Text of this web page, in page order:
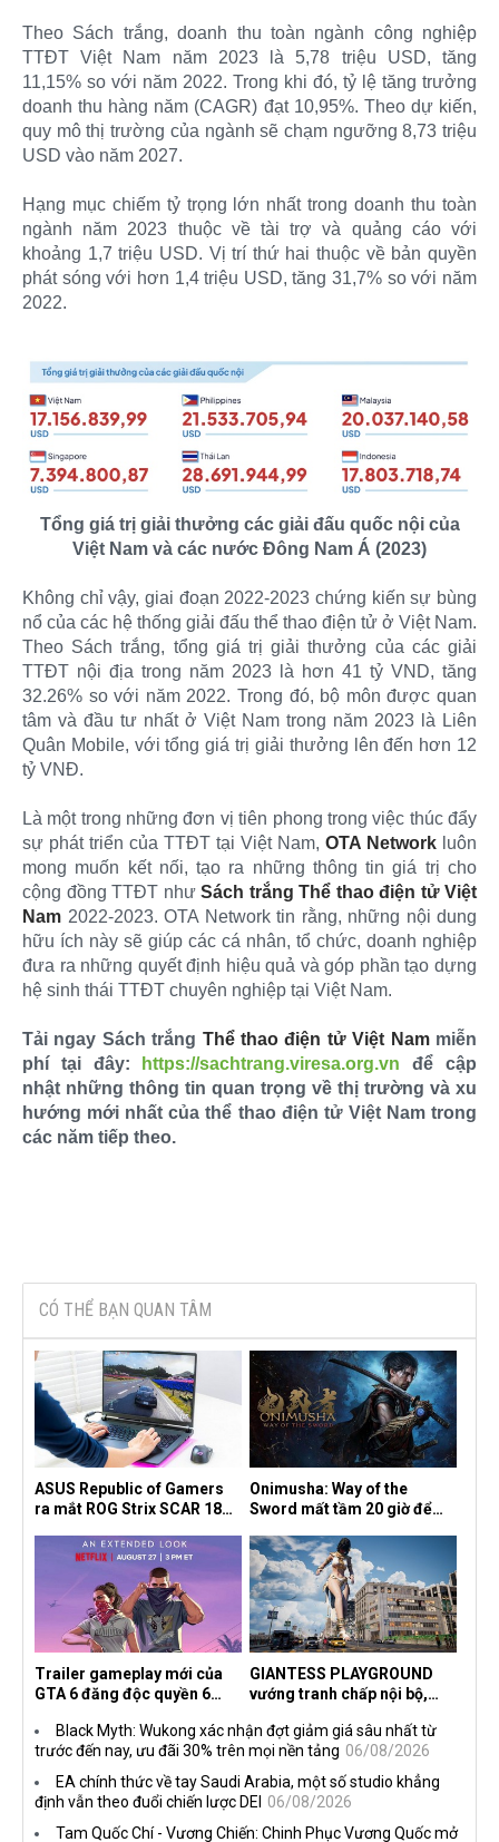
Theo Sách trắng, doanh thu toàn ngành công nghiệp
TTĐT Việt Nam năm 2023 là 5,78 triệu USD, tăng
11,15% so với năm 2022. Trong khi đó, tỷ lệ tăng trưởng
doanh thu hàng năm (CAGR) đạt 10,95%. Theo dự kiến,
quy mô thị trường của ngành sẽ chạm ngưỡng 8,73 triệu
USD vào năm 2027.
Hạng mục chiếm tỷ trọng lớn nhất trong doanh thu toàn
ngành năm 2023 thuộc về tài trợ và quảng cáo với
khoảng 1,7 triệu USD. Vị trí thứ hai thuộc về bản quyền
phát sóng với hơn 1,4 triệu USD, tăng 31,7% so với năm
2022.
Tổng giá trị giải thưởng các giải đấu quốc nội của
Việt Nam và các nước Đông Nam Á (2023)
Không chỉ vậy, giai đoạn 2022-2023 chứng kiến sự bùng
nổ của các hệ thống giải đấu thể thao điện tử ở Việt Nam.
Theo Sách trắng, tổng giá trị giải thưởng của các giải
TTĐT nội địa trong năm 2023 là hơn 41 tỷ VND, tăng
32.26% so với năm 2022. Trong đó, bộ môn được quan
tâm và đầu tư nhất ở Việt Nam trong năm 2023 là Liên
Quân Mobile, với tổng giá trị giải thưởng lên đến hơn 12
tỷ VNĐ.
Là một trong những đơn vị tiên phong trong việc thúc đẩy
sự phát triển của TTĐT tại Việt Nam, OTA Network luôn
mong muốn kết nối, tạo ra những thông tin giá trị cho
cộng đồng TTĐT như Sách trắng Thể thao điện tử Việt
Nam 2022-2023. OTA Network tin rằng, những nội dung
hữu ích này sẽ giúp các cá nhân, tổ chức, doanh nghiệp
đưa ra những quyết định hiệu quả và góp phần tạo dựng
hệ sinh thái TTĐT chuyên nghiệp tại Việt Nam.
Tải ngay Sách trắng Thể thao điện tử Việt Nammiễn
phí tại đây:
https://sachtrang.viresa.org.vn để cập
nhật những thông tin quan trọng về thị trường và xu
hướng mới nhất của thể thao điện tử Việt Nam trong
các năm tiếp theo.
CÓ THỂ BẠN QUAN TÂM
ASUS Republic of Gamers
ra mắt ROG Strix SCAR 18
Onimusha: Way of the
Sword mất tầm 20 giờ để
dành cho newbie và lão làng
Trailer gameplay mới của
GTA 6 đăng độc quyền 6
đang quá tham?
GIANTESS PLAYGROUND
vướng tranh chấp nội bộ,
ngầm chiếm đoạt doanh thu
Black Myth: Wukong xác nhận đợt giảm giá sâu nhất từ
trước đến nay, ưu đãi 30% trên mọi nền tảng 06/08/2026
EA chính thức về tay Saudi Arabia, một số studio khẳng
định vẫn theo đuổi chiến lược DEI
06/08/2026
Tam Quốc Chí - Vương Chiến: Chinh Phục Vương Quốc mở